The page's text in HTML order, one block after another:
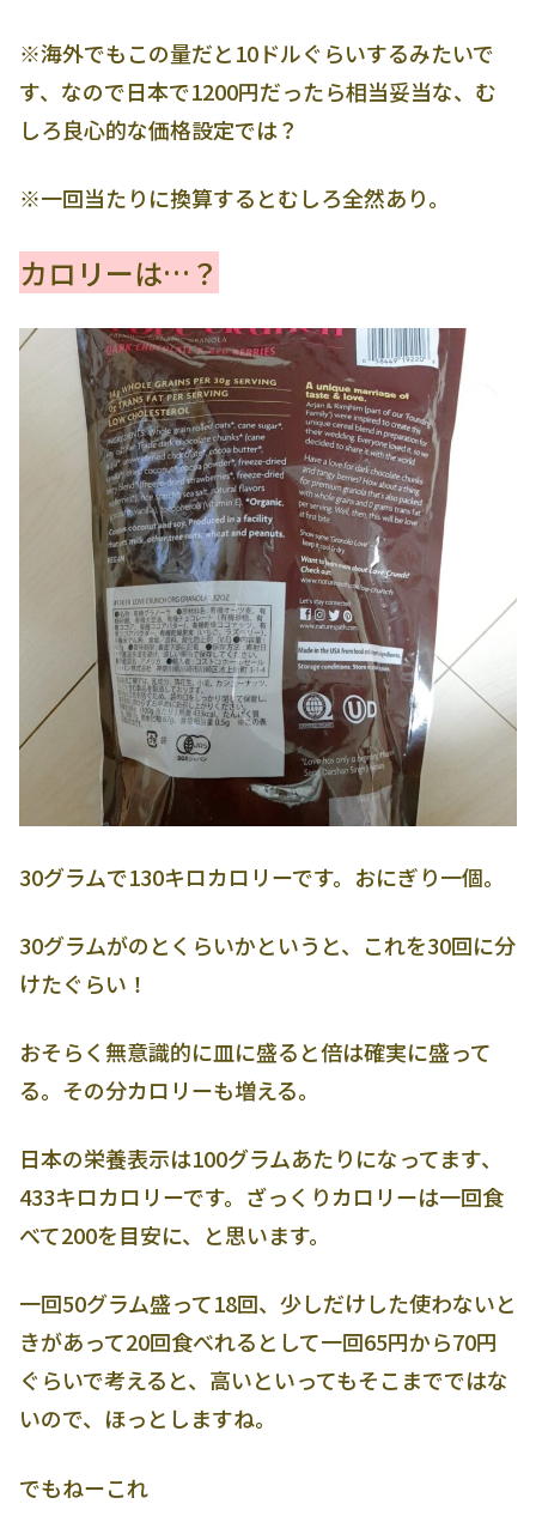
※海外でもこの量だと10ドルぐらいするみたいで
す、なので日本で1200円だったら相当妥当な、む
しろ良心的な価格設定では？
※一回当たりに換算するとむしろ全然あり。
カロリーは…？
30グラムで130キロカロリーです。おにぎり一個。
30グラムがのとくらいかというと、これを30回に分
けたぐらい！
おそらく無意識的に皿に盛ると倍は確実に盛って
る。その分カロリーも増える。
日本の栄養表示は100グラムあたりになってます、
433キロカロリーです。ざっくりカロリーは一回食
べて200を目安に、と思います。
一回50グラム盛って18回、少しだけした使わないと
きがあって20回食べれるとして一回65円から70円
ぐらいで考えると、高いといってもそこまでではな
いので、ほっとしますね。
でもねーこれ